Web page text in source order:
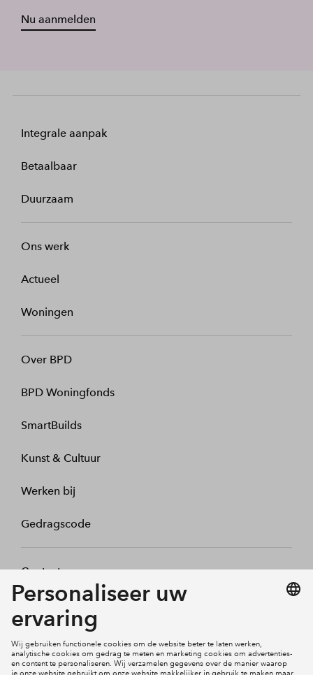
Nu aanmelden
Integrale aanpak
Betaalbaar
Duurzaam
Ons werk
Actueel
Woningen
Over BPD
BPD Woningfonds
SmartBuilds
Kunst & Cultuur
Werken bij
Gedragscode
Contact
Mijn profiel